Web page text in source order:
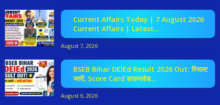
Current Affairs Today | 7 August 2026
Current Affairs | Latest...
August 7, 2026
BSEB Bihar DElEd Result 2026 Out: रिजल्ट
जारी, Score Card डाउनलोड...
August 6, 2026